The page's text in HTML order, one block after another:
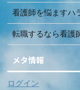
看護師を悩ますハ
転職するなら看護
メタ情報
ログイン